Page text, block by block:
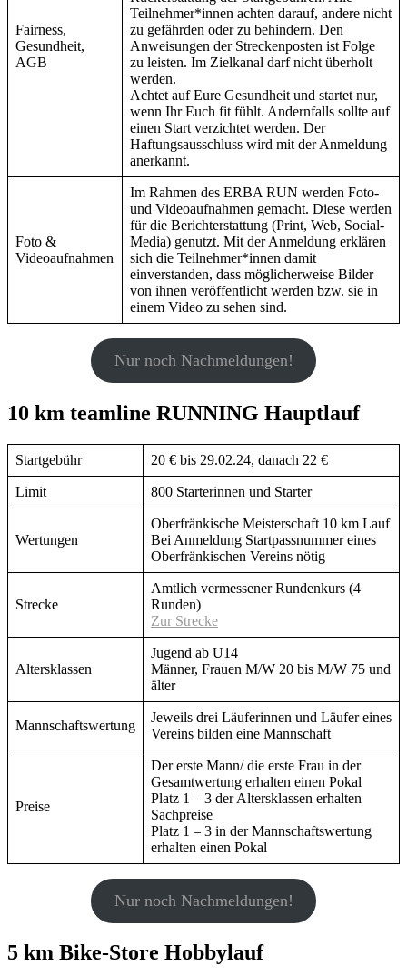
Fairness,
Gesundheit,
AGB
Teilnehmer*innen achten darauf, andere nicht
zu gefährden oder zu behindern. Den
Anweisungen der Streckenposten ist Folge
zu leisten. Im Zielkanal darf nicht überholt
werden.
Achtet auf Eure Gesundheit und startet nur,
wenn Ihr Euch fit fühlt. Andernfalls sollte auf
einen Start verzichtet werden. Der
Haftungsausschluss wird mit der Anmeldung
anerkannt.
Foto &
Videoaufnahmen
Im Rahmen des ERBA RUN werden Foto-
und Videoaufnahmen gemacht. Diese werden
für die Berichterstattung (Print, Web, Social-
Media) genutzt. Mit der Anmeldung erklären
sich die Teilnehmer*innen damit
einverstanden, dass möglicherweise Bilder
von ihnen veröffentlicht werden bzw. sie in
einem Video zu sehen sind.
Nur noch Nachmeldungen!
10 km teamline RUNNING Hauptlauf
Startgebühr 20 € bis 29.02.24, danach 22 €
Limit 800 Starterinnen und Starter
Wertungen
Oberfränkische Meisterschaft 10 km Lauf
Bei Anmeldung Startpassnummer eines
Oberfränkischen Vereins nötig
Strecke
Amtlich vermessener Rundenkurs (4
Runden)
Zur Strecke
Altersklassen
Jugend ab U14
Männer, Frauen M/W 20 bis M/W 75 und
älter
Mannschaftswertung
Jeweils drei Läuferinnen und Läufer eines
Vereins bilden eine Mannschaft
Preise
Der erste Mann/ die erste Frau in der
Gesamtwertung erhalten einen Pokal
Platz 1 – 3 der Altersklassen erhalten
Sachpreise
Platz 1 – 3 in der Mannschaftswertung
erhalten einen Pokal
Nur noch Nachmeldungen!
5 km Bike-Store Hobbylauf